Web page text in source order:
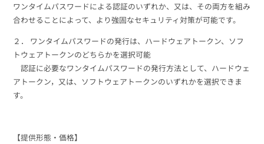
ワンタイムパスワードによる認証のいずれか、又は、その両方を組み
合わせることによって、より強固なセキュリティ対策が可能です。
２． ワンタイムパスワードの発行は、ハードウェアトークン、ソフ
トウェアトークンのどちらかを選択可能
認証に必要なワンタイムパスワードの発行方法として、ハードウェ
アトークン，又は、ソフトウェアトークンのいずれかを選択できま
す。
【提供形態・価格】